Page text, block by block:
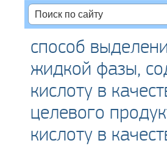
способ
жидкой фазы,
кислоту в
целевого
кислоту в